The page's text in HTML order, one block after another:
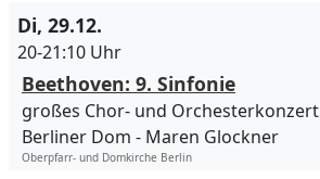
Di, 29.12.
20-21:10 Uhr
Beethoven: 9. Sinfonie
großes Chor- und Orchesterkonzert
Berliner Dom
Maren Glockner
Oberpfarr- und Domkirche Berlin